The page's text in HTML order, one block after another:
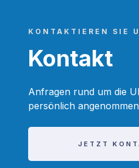
KONTAKTIEREN SIE
Kontakt
Anfragen rund um die
persönlich
JETZT